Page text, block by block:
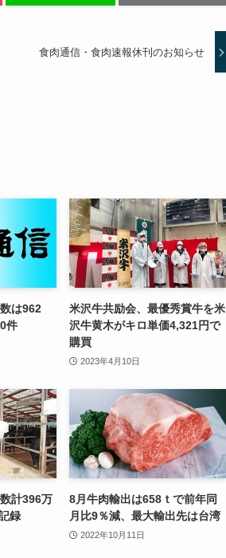
食肉通信・食肉速報休刊のお知らせ
は962
件
米沢牛共励会、最優秀賞牛を米
沢牛黄木がキロ単価4,321円で
購買
2023年4月10日
計396万
録
8月牛肉輸出は658ｔで前年同
月比9％減、最大輸出先は台湾
2022年10月11日